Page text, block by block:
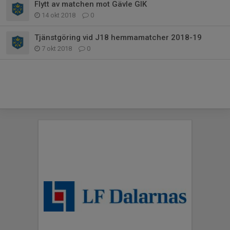
Flytt av matchen mot Gävle GIK
14 okt 2018 0
Tjänstgöring vid J18 hemmamatcher 2018-19
7 okt 2018 0